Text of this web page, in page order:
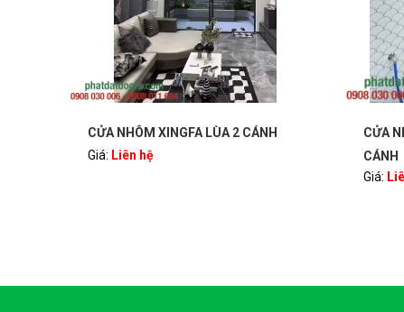
CỬA NHÔM XINGFA TRƯỢT LÙA 2
CÁNH